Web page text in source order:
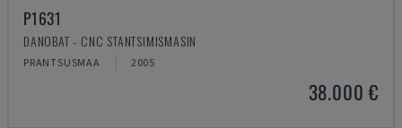
P1631
DANOBAT - CNC STANTSIMISMASIN
PRANTSUSMAA 2005
38.000 €